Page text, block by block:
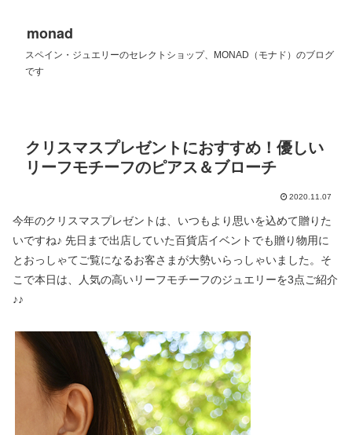
monad
スペイン・ジュエリーのセレクトショップ、MONAD（モナド）のブログ
です
クリスマスプレゼントにおすすめ！優しい
リーフモチーフのピアス＆ブローチ
2020.11.07
今年のクリスマスプレゼントは、いつもより思いを込めて贈りた
いですね♪ 先日まで出店していた百貨店イベントでも贈り物用に
とおっしゃてご覧になるお客さまが大勢いらっしゃいました。そ
こで本日は、人気の高いリーフモチーフのジュエリーを3点ご紹介
♪♪